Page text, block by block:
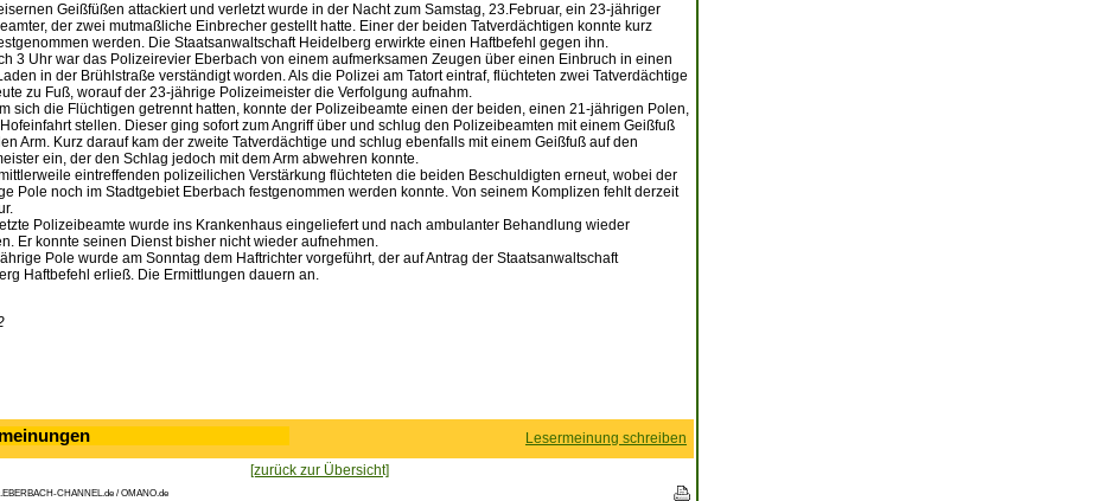
Geißfüßen attackiert und verletzt wurde in der Nacht zum Samstag, 23.Februar, ein 23-jähriger
der zwei mutmaßliche Einbrecher gestellt hatte. Einer der beiden Tatverdächtigen konnte kurz
werden. Die Staatsanwaltschaft Heidelberg erwirkte einen Haftbefehl gegen ihn.
3 Uhr war das Polizeirevier Eberbach von einem aufmerksamen Zeugen über einen Einbruch in einen
in der Brühlstraße verständigt worden. Als die Polizei am Tatort eintraf, flüchteten zwei Tatverdächtige
zu Fuß, worauf der 23-jährige Polizeimeister die Verfolgung aufnahm.
sich die Flüchtigen getrennt hatten, konnte der Polizeibeamte einen der beiden, einen 21-jährigen Polen,
stellen. Dieser ging sofort zum Angriff über und schlug den Polizeibeamten mit einem Geißfuß
Arm. Kurz darauf kam der zweite Tatverdächtige und schlug ebenfalls mit einem Geißfuß auf den
ein, der den Schlag jedoch mit dem Arm abwehren konnte.
eintreffenden polizeilichen Verstärkung flüchteten die beiden Beschuldigten erneut, wobei der
Pole noch im Stadtgebiet Eberbach festgenommen werden konnte. Von seinem Komplizen fehlt derzeit
Polizeibeamte wurde ins Krankenhaus eingeliefert und nach ambulanter Behandlung wieder
Er konnte seinen Dienst bisher nicht wieder aufnehmen.
Pole wurde am Sonntag dem Haftrichter vorgeführt, der auf Antrag der Staatsanwaltschaft
Haftbefehl erließ. Die Ermittlungen dauern an.
Lesermeinung schreiben
[zurück zur Übersicht]
CHANNEL.de / OMANO.de